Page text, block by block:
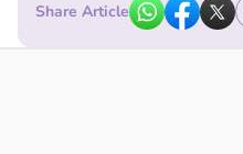
Share Article